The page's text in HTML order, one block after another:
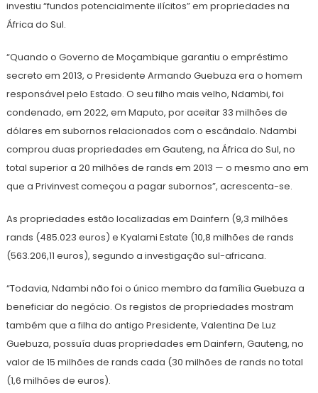
investiu “fundos potencialmente ilícitos” em propriedades na
África do Sul.
“Quando o Governo de Moçambique garantiu o empréstimo
secreto em 2013, o Presidente Armando Guebuza era o homem
responsável pelo Estado. O seu filho mais velho, Ndambi, foi
condenado, em 2022, em Maputo, por aceitar 33 milhões de
dólares em subornos relacionados com o escândalo. Ndambi
comprou duas propriedades em Gauteng, na África do Sul, no
total superior a 20 milhões de rands em 2013 — o mesmo ano em
que a Privinvest começou a pagar subornos”, acrescenta-se.
As propriedades estão localizadas em Dainfern (9,3 milhões
rands (485.023 euros) e Kyalami Estate (10,8 milhões de rands
(563.206,11 euros), segundo a investigação sul-africana.
“Todavia, Ndambi não foi o único membro da família Guebuza a
beneficiar do negócio. Os registos de propriedades mostram
também que a filha do antigo Presidente, Valentina De Luz
Guebuza, possuía duas propriedades em Dainfern, Gauteng, no
valor de 15 milhões de rands cada (30 milhões de rands no total
(1,6 milhões de euros).